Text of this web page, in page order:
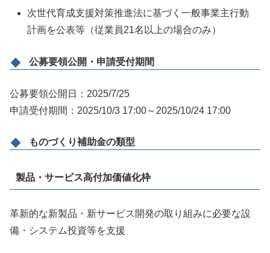
次世代育成支援対策推進法に基づく一般事業主行動
計画を公表等（従業員21名以上の場合のみ）
公募要領公開・申請受付期間
公募要領公開日：2025/7/25
申請受付期間：2025/10/3 17:00～2025/10/24 17:00
ものづくり補助金の類型
製品・サービス高付加価値化枠
革新的な新製品・新サービス開発の取り組みに必要な設
備・システム投資等を支援